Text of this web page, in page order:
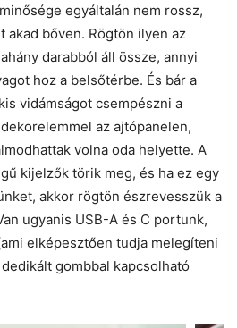
egyáltalán nem rossz,
akad bőven. Rögtön ilyen az
darabból áll össze, annyi
hoz a belsőtérbe. És bár a
vidámságot csempészni a
az ajtópanelen,
volna oda helyette. A
kijelzők törik meg, és ha ez egy
akkor rögtön észrevesszük a
ugyanis USB-A és C portunk,
elképesztően tudja melegíteni
gombbal kapcsolható